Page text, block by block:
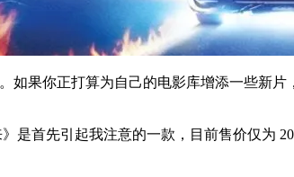
果你正打算为自己的电影库增添一些新
首先引起我注意的一款，目前售价仅为